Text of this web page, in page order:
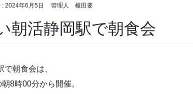
: 2024年6月5日 管理人 榎田要
朝活静岡駅で朝食会
朝食会は、
8時00分から開催。